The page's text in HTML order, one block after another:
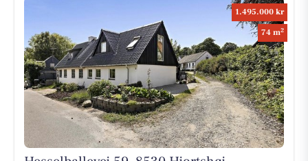
1.495.000 kr
74 m2